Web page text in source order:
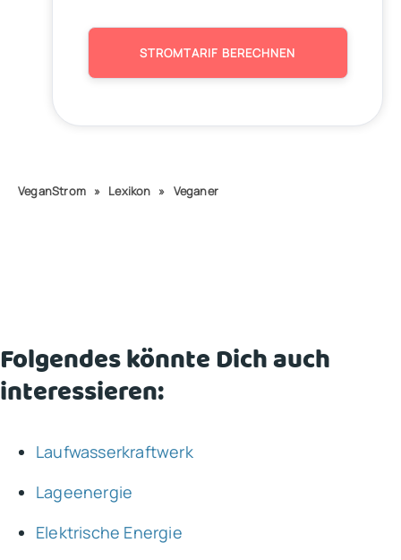
STROMTARIF BERECHNEN
VeganStrom » Lexikon » Veganer
Folgendes könnte Dich auch
interessieren:
Laufwasserkraftwerk
Lageenergie
Elektrische Energie